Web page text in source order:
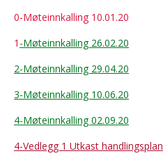
KIRKENE I HOL
0-Møteinnkalling 10.01.20
1 -Møteinnkalling 26.02.20
2-Møteinnkalling 29.04.20
3-Møteinnkalling 10.06.20
4-Møteinnkalling 02.09.20
4-Vedlegg 1 Utkast handlingsplan